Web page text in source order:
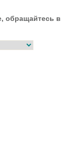
обращайтесь в